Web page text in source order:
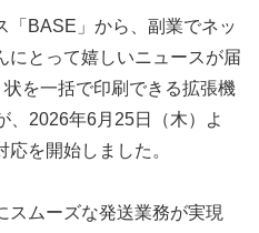
「BASE」から、副業でネッ
にとって嬉しいニュースが届
を一括で印刷できる拡張機
、2026年6月25日（木）よ
を開始しました。
スムーズな発送業務が実現